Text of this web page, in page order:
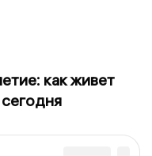
как живет